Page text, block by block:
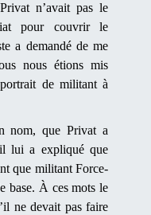
n’avait pas le
pour couvrir le
a demandé de me
nous étions mis
de militant à
nom, que Privat a
lui a expliqué que
que militant Force-
base. À ces mots le
ne devait pas faire